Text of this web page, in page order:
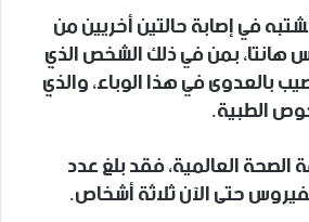
في إصابة حالتين أخريين من
هانتا، بمن في ذلك الشخص الذي
بالعدوى في هذا الوباء، والذي
الطبية.
العالمية، فقد بلغ عدد
حتى الآن ثلاثة أشخاص.